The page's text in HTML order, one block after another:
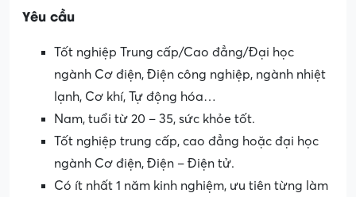
Yêu cầu
Tốt nghiệp Trung cấp/Cao đẳng/Đại học
ngành Cơ điện, Điện công nghiệp, ngành nhiệt
lạnh, Cơ khí, Tự động hóa…
Nam, tuổi từ 20 – 35, sức khỏe tốt.
Tốt nghiệp trung cấp, cao đẳng hoặc đại học
ngành Cơ điện, Điện – Điện tử.
Có ít nhất 1 năm kinh nghiệm, ưu tiên từng làm